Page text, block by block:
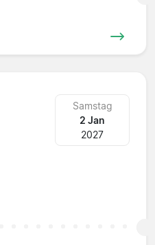
Samstag
2 Jan
2027